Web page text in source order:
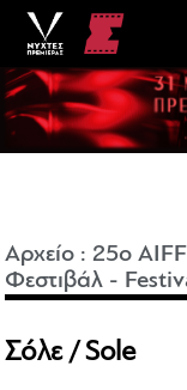
Αρχείο :25o
Φεστιβάλ -
Σόλε / Sole